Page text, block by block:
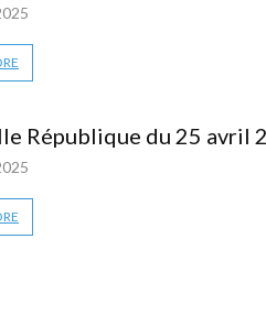
République du 25 avril